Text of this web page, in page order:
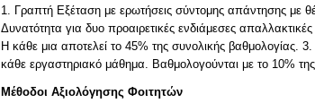
1. Γραπτή Εξέταση με ερωτήσεις σύντομης απάντησης με
Δυνατότητα για δυο προαιρετικές ενδιάμεσες
Η κάθε μια αποτελεί το 45% της συνολικής βαθμολογίας.
κάθε εργαστηριακό μάθημα. Βαθμολογούνται με το 10%
Μέθοδοι Αξιολόγησης Φοιτητών